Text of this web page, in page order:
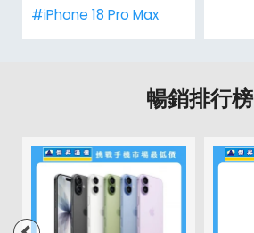
#iPhone 18 Pro Max
暢銷排行榜